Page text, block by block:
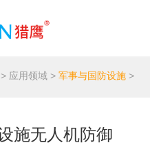
> 应用领域 >军事与国防设施 >
施无人机防御